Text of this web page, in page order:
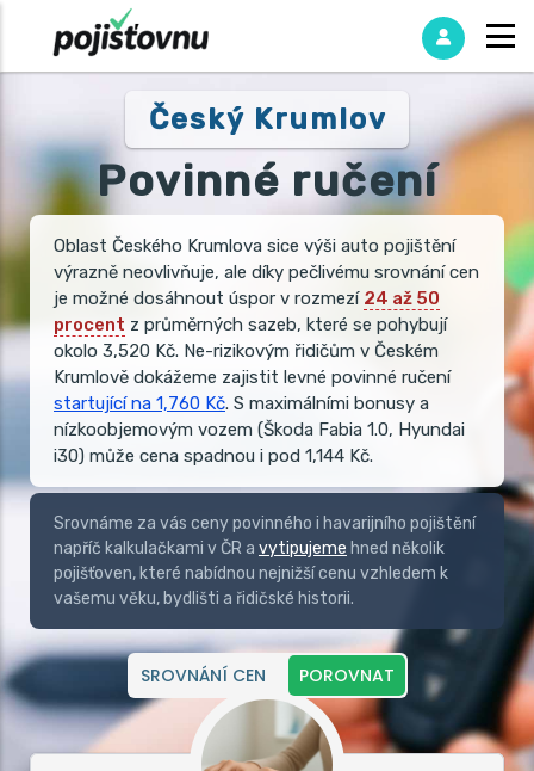
Český Krumlov
Povinné ručení
Oblast Českého Krumlova sice výši auto pojištění
výrazně neovlivňuje, ale díky pečlivému srovnání cen
je možné dosáhnout úspor v rozmezí 24 až 50
procent z průměrných sazeb, které se pohybují
okolo 3,520 Kč. Ne-rizikovým řidičům v Českém
Krumlově dokážeme zajistit levné povinné ručení
startující na 1,760 Kč. S maximálními bonusy a
nízkoobjemovým vozem (Škoda Fabia 1.0, Hyundai
i30) může cena spadnou i pod 1,144 Kč.
Srovnáme za vás ceny povinného i havarijního pojištění
napříč kalkulačkami v ČR a vytipujeme hned několik
pojišťoven, které nabídnou nejnižší cenu vzhledem k
vašemu věku, bydlišti a řidičské historii.
SROVNÁNÍ CEN POROVNAT